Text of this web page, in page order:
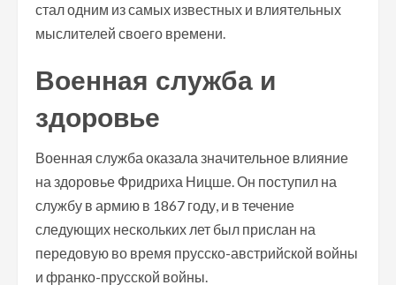
стал одним из самых известных и влиятельных
мыслителей своего времени.
Военная служба и
здоровье
Военная служба оказала значительное влияние
на здоровье Фридриха Ницше. Он поступил на
службу в армию в 1867 году, и в течение
следующих нескольких лет был прислан на
передовую во время прусско-австрийской войны
и франко-прусской войны.